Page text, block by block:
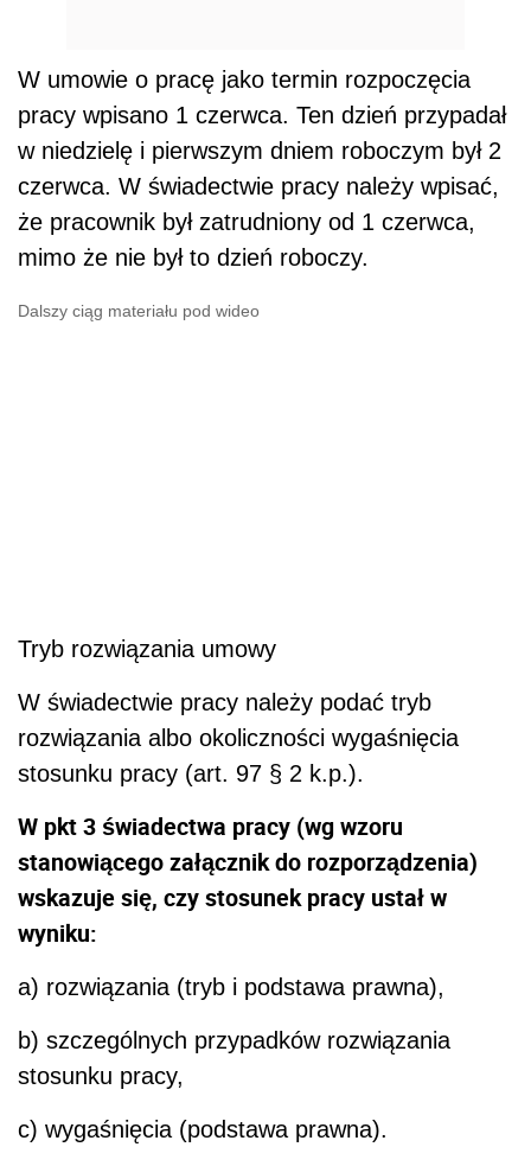
W umowie o pracę jako termin rozpoczęcia
pracy wpisano 1 czerwca. Ten dzień przypadał
w niedzielę i pierwszym dniem roboczym był 2
czerwca. W świadectwie pracy należy wpisać,
że pracownik był zatrudniony od 1 czerwca,
mimo że nie był to dzień roboczy.
Dalszy ciąg materiału pod wideo
Tryb rozwiązania umowy
W świadectwie pracy należy podać tryb
rozwiązania albo okoliczności wygaśnięcia
stosunku pracy (art. 97 § 2 k.p.).
W pkt 3 świadectwa pracy (wg wzoru
stanowiącego załącznik do rozporządzenia)
wskazuje się, czy stosunek pracy ustał w
wyniku:
a) rozwiązania (tryb i podstawa prawna),
b) szczególnych przypadków rozwiązania
stosunku pracy,
c) wygaśnięcia (podstawa prawna).